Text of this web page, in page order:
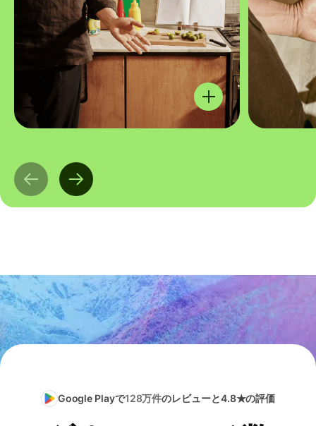
Google Playで128万件のレビューと4.8★の評価